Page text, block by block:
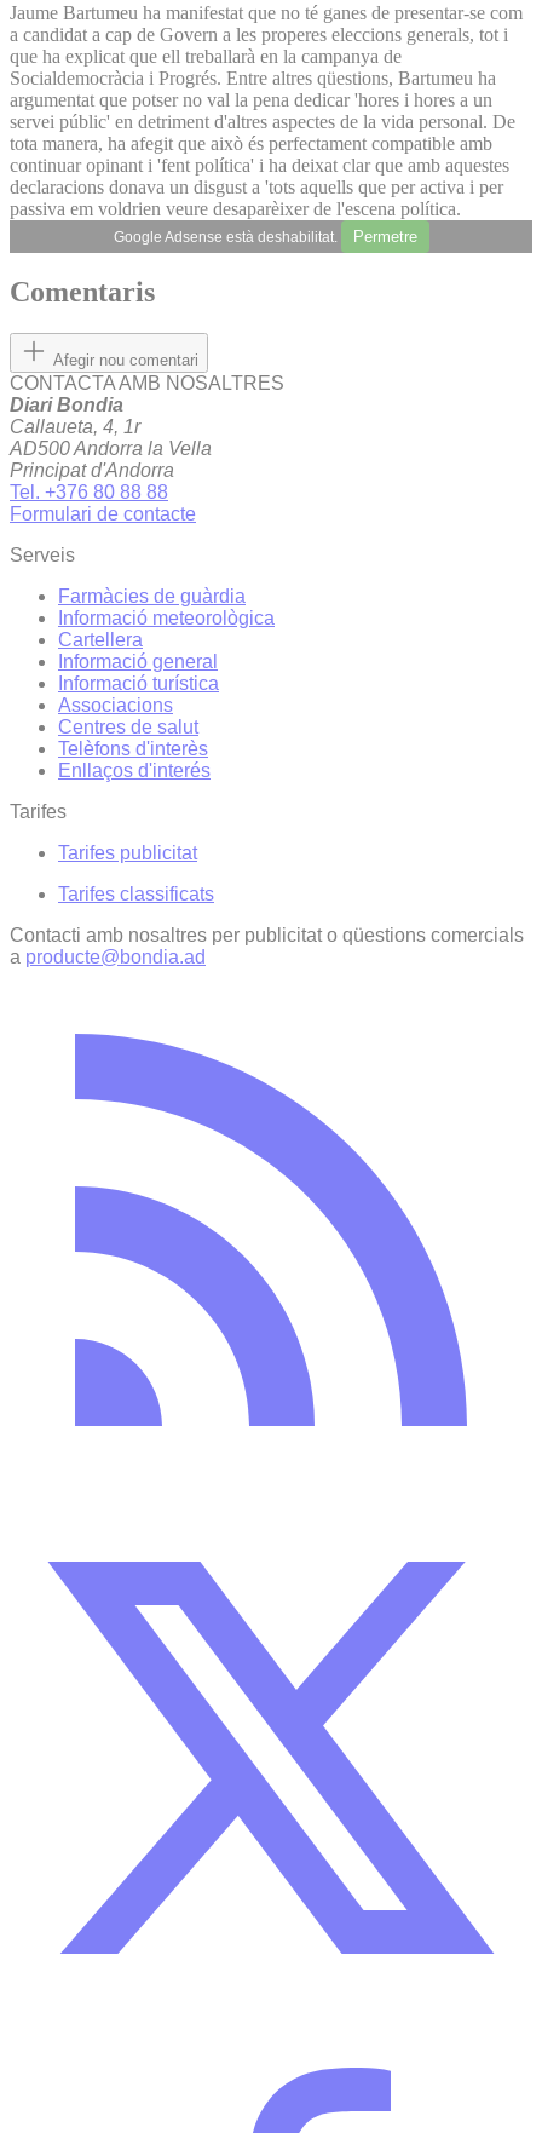
Jaume Bartumeu ha manifestat que no té ganes de presentar-se com
a candidat a cap de Govern a les properes eleccions generals, tot i
que ha explicat que ell treballarà en la campanya de
Socialdemocràcia i Progrés. Entre altres qüestions, Bartumeu ha
argumentat que potser no val la pena dedicar 'hores i hores a un
servei públic' en detriment d'altres aspectes de la vida personal. De
tota manera, ha afegit que això és perfectament compatible amb
continuar opinant i 'fent política' i ha deixat clar que amb aquestes
declaracions donava un disgust a 'tots aquells que per activa i per
passiva em voldrien veure desaparèixer de l'escena política.
Google Adsense està deshabilitat. Permetre
Comentaris
Afegir nou comentari
CONTACTA AMB NOSALTRES
Diari Bondia
Callaueta, 4, 1r
AD500 Andorra la Vella
Principat d'Andorra
Tel. +376 80 88 88
Formulari de contacte
Serveis
Farmàcies de guàrdia
Informació meteorològica
Cartellera
Informació general
Informació turística
Associacions
Centres de salut
Telèfons d'interès
Enllaços d'interés
Tarifes
Tarifes publicitat
Tarifes classificats
Contacti amb nosaltres per publicitat o qüestions comercials
a producte@bondia.ad